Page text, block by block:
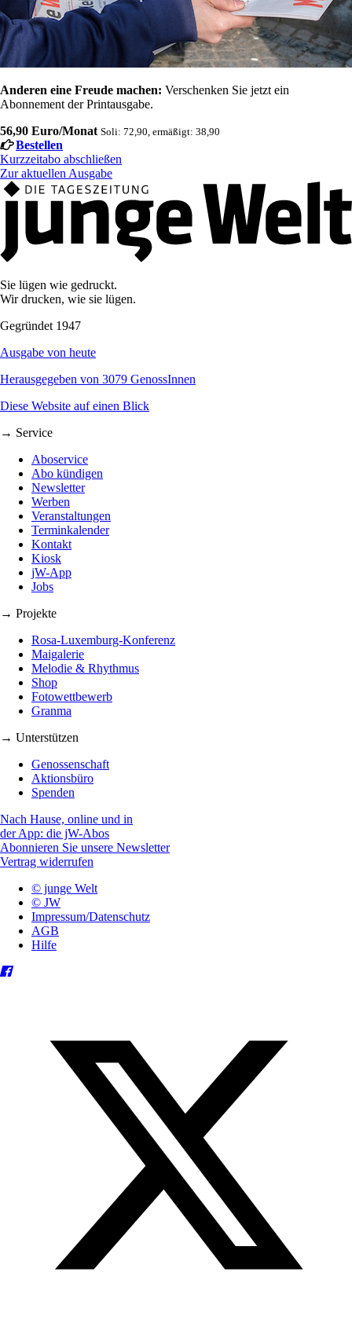
Anderen eine Freude machen: Verschenken Sie jetzt ein
Abonnement der Printausgabe.
56,90 Euro/Monat Soli: 72,90, ermäßigt: 38,90
Bestellen
Kurzzeitabo abschließen
Zur aktuellen Ausgabe
Sie lügen wie gedruckt.
Wir drucken, wie sie lügen.
Gegründet 1947
Ausgabe von heute
Herausgegeben von 3079 GenossInnen
Diese Website auf einen Blick
→ Service
Aboservice
Abo kündigen
Newsletter
Werben
Veranstaltungen
Terminkalender
Kontakt
Kiosk
jW-App
Jobs
→ Projekte
Rosa-Luxemburg-Konferenz
Maigalerie
Melodie & Rhythmus
Shop
Fotowettbewerb
Granma
→ Unterstützen
Genossenschaft
Aktionsbüro
Spenden
Nach Hause, online und in
der App: die jW-Abos
Abonnieren Sie unsere Newsletter
Vertrag widerrufen
© junge Welt
© JW
Impressum/Datenschutz
AGB
Hilfe